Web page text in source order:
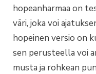
hopeanharmaa on
väri, joka voi
hopeinen versio on
sen perusteella voi
musta ja rohkean